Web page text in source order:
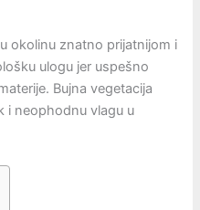
okolinu znatno prijatnijom i
ulogu jer uspešno
Bujna vegetacija
i neophodnu vlagu u